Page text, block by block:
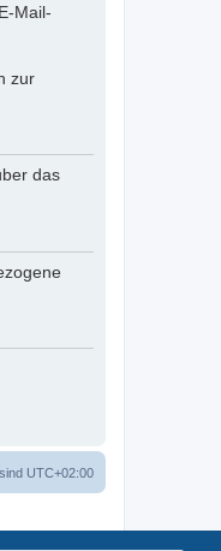
Mail-
zur
das
UTC+02:00